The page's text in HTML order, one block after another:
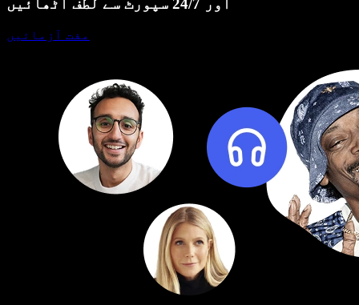
اور 24/7 سپورٹ سے لطف اٹھائیں
مفت آزمائیں